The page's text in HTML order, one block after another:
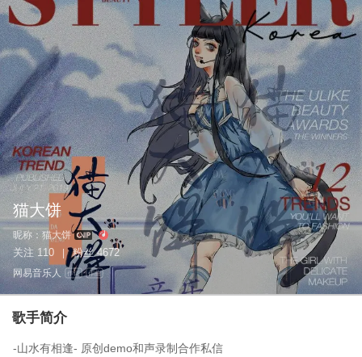
猫大饼
昵称：猫大饼
关注 110 粉丝 4672
网易音乐人 作词 作曲
歌手简介
-山水有相逢- 原创demo和声录制合作私信